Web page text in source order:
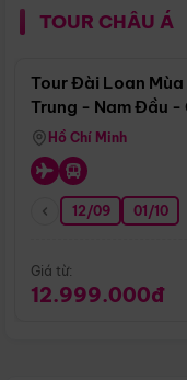
TOUR CHÂU Á
Tour Đài Loan
Trung - Nam Đầu -
Hồ Chí Minh
12/09 01/10
Giá từ:
12.999.000đ